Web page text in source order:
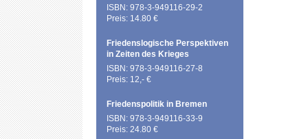
ISBN: 978-3-949116-29-2
Preis: 14.80 €
Friedenslogische Perspektiven
in Zeiten des Krieges
ISBN: 978-3-949116-27-8
Preis: 12,- €
Friedenspolitik in Bremen
ISBN: 978-3-949116-33-9
Preis: 24.80 €